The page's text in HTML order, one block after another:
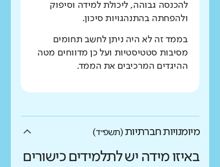
להכנסה גבוהה, ליכולת למידה וסיפוק
ולהפחתה בהתנהגויות סיכון.
בממד זה לא היה ניתן לחשב תחומים
מסיבות סטטיסטיות ועל כן מדווחים מטה
ההיגדים המרכיבים את הממד.
מיומנויות חברתיות (תשפ״ד)
באיזו מידה יש לתלמידים כישורים